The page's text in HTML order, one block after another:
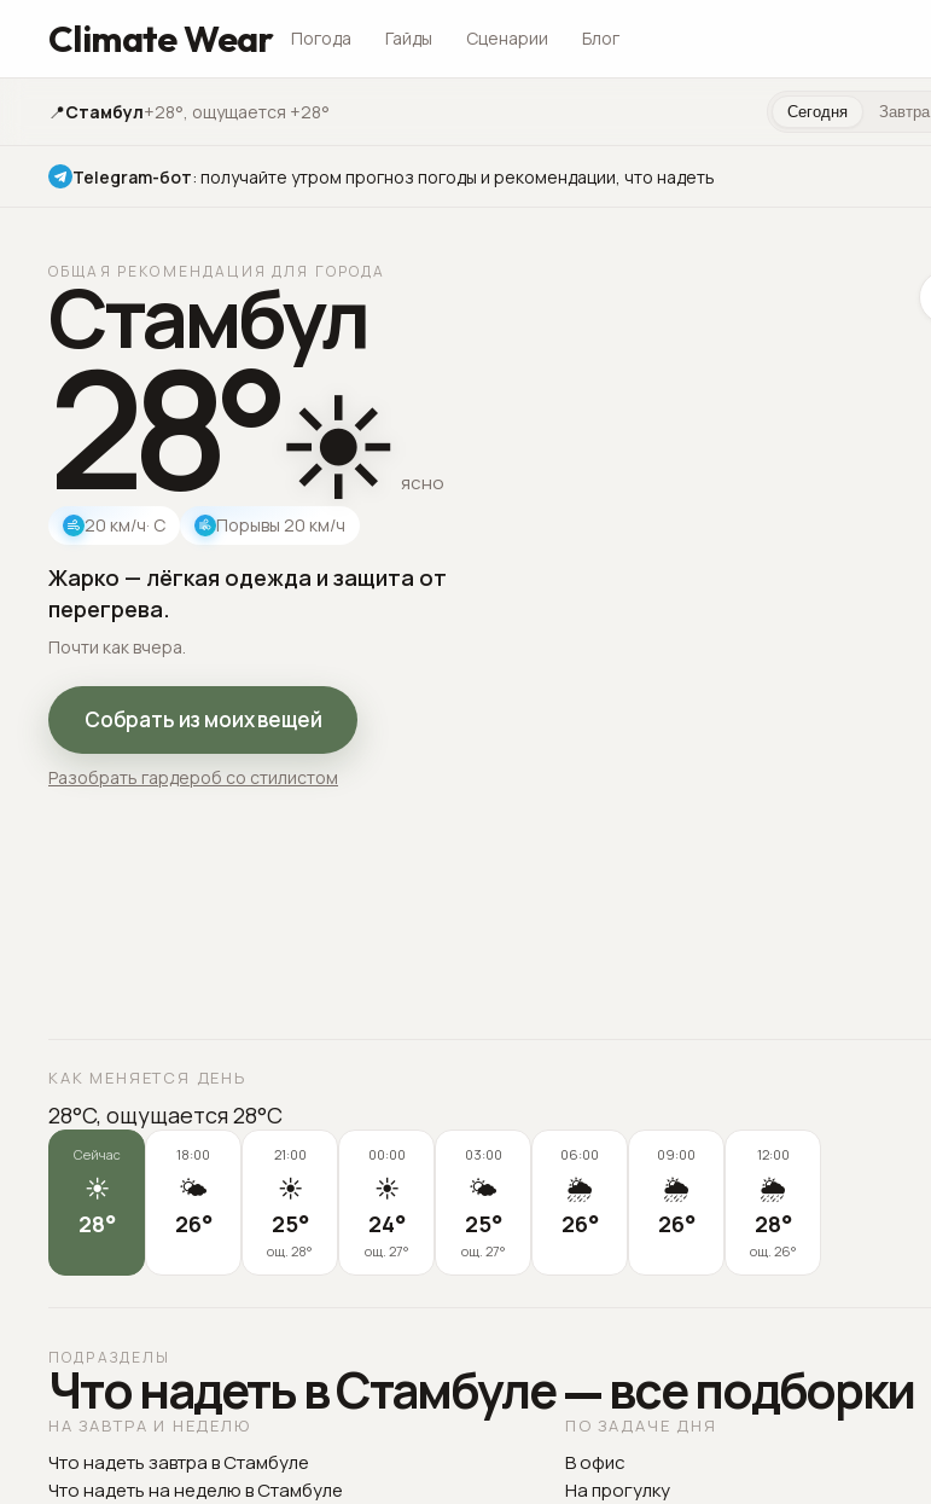
Climate Wear Погода Гайды Сценарии Блог
📍Стамбул+28°, ощущается +28° Сегодня Завтра
Telegram-бот: получайте утром прогноз погоды и рекомендации, что надеть
ОБЩАЯ РЕКОМЕНДАЦИЯ ДЛЯ ГОРОДА
Стамбул
28°☀️ ясно
20 км/ч· С Порывы 20 км/ч
Жарко — лёгкая одежда и защита от
перегрева.
Почти как вчера.
Собрать из моих вещей
Разобрать гардероб со стилистом
КАК МЕНЯЕТСЯ ДЕНЬ
28°C, ощущается 28°C
Сейчас
☀️
28°
18:00
🌤️
26°
21:00
☀️
25°
ощ. 28°
00:00
☀️
24°
ощ. 27°
03:00
🌤️
25°
ощ. 27°
06:00
🌦️
26°
09:00
🌦️
26°
12:00
🌦️
28°
ощ. 26°
ПОДРАЗДЕЛЫ
Что надеть в Стамбуле — все подборки
НА ЗАВТРА И НЕДЕЛЮ
Что надеть завтра в Стамбуле
Что надеть на неделю в Стамбуле
ПО ЗАДАЧЕ ДНЯ
В офис
На прогулку